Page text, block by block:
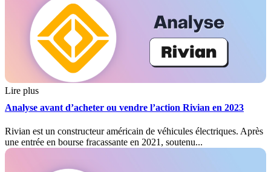
Lire plus
Analyse avant d’acheter ou vendre l’action Rivian en 2023
Rivian est un constructeur américain de véhicules électriques. Après
une entrée en bourse fracassante en 2021, soutenu...